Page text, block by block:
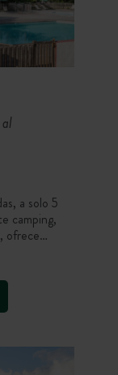
a solo 5
camping,
ofrece
del centro
abierta al
a
en los